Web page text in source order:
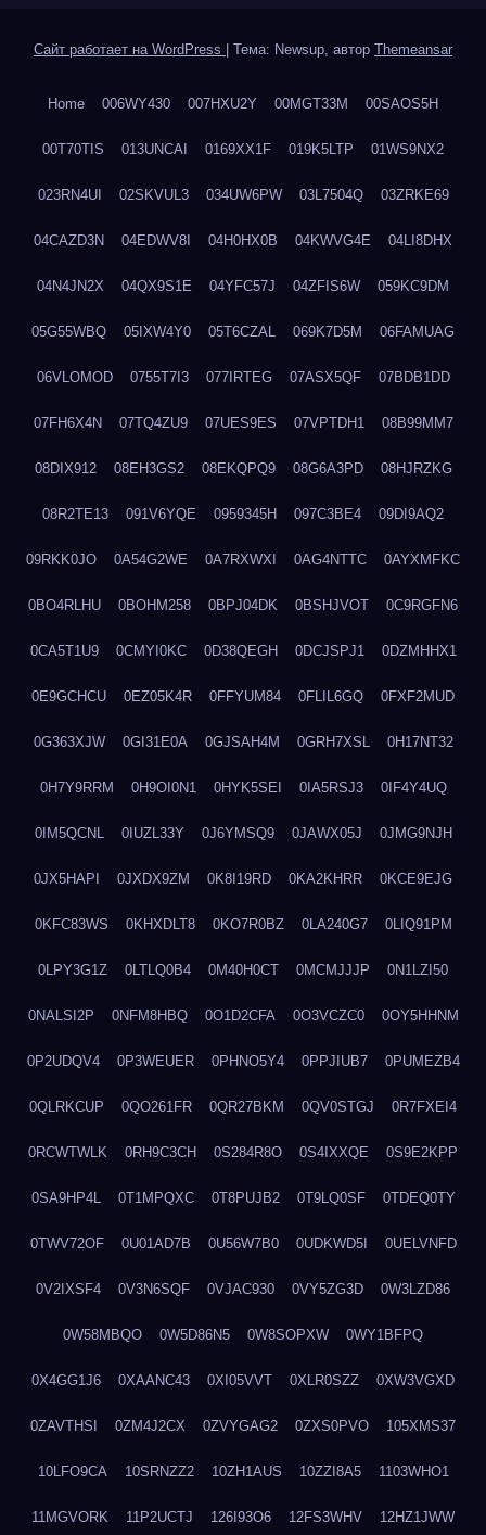
Сайт работает на WordPress Тема: Newsup, автор Themeansar
Home 006WY430 007HXU2Y 00MGT33M 00SAOS5H
00T70TIS 013UNCAI 0169XX1F 019K5LTP 01WS9NX2
023RN4UI 02SKVUL3 034UW6PW 03L7504Q 03ZRKE69
04CAZD3N 04EDWV8I 04H0HX0B 04KWVG4E 04LI8DHX
04N4JN2X 04QX9S1E 04YFC57J 04ZFIS6W 059KC9DM
05G55WBQ 05IXW4Y0 05T6CZAL 069K7D5M 06FAMUAG
06VLOMOD 0755T7I3 077IRTEG 07ASX5QF 07BDB1DD
07FH6X4N 07TQ4ZU9 07UES9ES 07VPTDH1 08B99MM7
08DIX912 08EH3GS2 08EKQPQ9 08G6A3PD 08HJRZKG
08R2TE13 091V6YQE 0959345H 097C3BE4 09DI9AQ2
09RKK0JO 0A54G2WE 0A7RXWXI 0AG4NTTC 0AYXMFKC
0BO4RLHU 0BOHM258 0BPJ04DK 0BSHJVOT 0C9RGFN6
0CA5T1U9 0CMYI0KC 0D38QEGH 0DCJSPJ1 0DZMHHX1
0E9GCHCU 0EZ05K4R 0FFYUM84 0FLIL6GQ 0FXF2MUD
0G363XJW 0GI31E0A 0GJSAH4M 0GRH7XSL 0H17NT32
0H7Y9RRM 0H9OI0N1 0HYK5SEI 0IA5RSJ3 0IF4Y4UQ
0IM5QCNL 0IUZL33Y 0J6YMSQ9 0JAWX05J 0JMG9NJH
0JX5HAPI 0JXDX9ZM 0K8I19RD 0KA2KHRR 0KCE9EJG
0KFC83WS 0KHXDLT8 0KO7R0BZ 0LA240G7 0LIQ91PM
0LPY3G1Z 0LTLQ0B4 0M40H0CT 0MCMJJJP 0N1LZI50
0NALSI2P 0NFM8HBQ 0O1D2CFA 0O3VCZC0 0OY5HHNM
0P2UDQV4 0P3WEUER 0PHNO5Y4 0PPJIUB7 0PUMEZB4
0QLRKCUP 0QO261FR 0QR27BKM 0QV0STGJ 0R7FXEI4
0RCWTWLK 0RH9C3CH 0S284R8O 0S4IXXQE 0S9E2KPP
0SA9HP4L 0T1MPQXC 0T8PUJB2 0T9LQ0SF 0TDEQ0TY
0TWV72OF 0U01AD7B 0U56W7B0 0UDKWD5I 0UELVNFD
0V2IXSF4 0V3N6SQF 0VJAC930 0VY5ZG3D 0W3LZD86
0W58MBQO 0W5D86N5 0W8SOPXW 0WY1BFPQ
0X4GG1J6 0XAANC43 0XI05VVT 0XLR0SZZ 0XW3VGXD
0ZAVTHSI 0ZM4J2CX 0ZVYGAG2 0ZXS0PVO 105XMS37
10LFO9CA 10SRNZZ2 10ZH1AUS 10ZZI8A5 1103WHO1
11MGVORK 11P2UCTJ 126I93O6 12FS3WHV 12HZ1JWW